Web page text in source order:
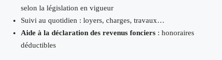
selon la législation en vigueur
Suivi au quotidien : loyers, charges, travaux…
Aide à la déclaration des revenus fonciers : honoraires
déductibles